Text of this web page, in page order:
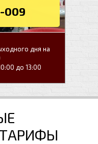
009
дня на
до 13:00